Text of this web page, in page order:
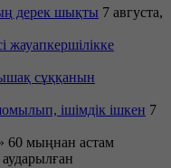
дерек шықты 7 августа,
жауапкершілікке
сұққанын
ішімдік ішкен 7
60 мыңнан астам